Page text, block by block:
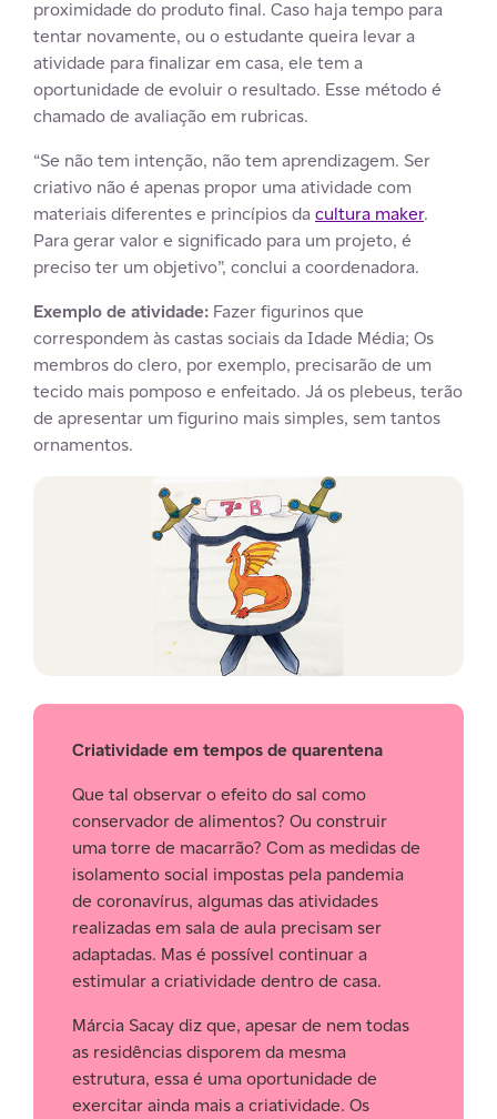
proximidade do produto final. Caso haja tempo para
tentar novamente, ou o estudante queira levar a
atividade para finalizar em casa, ele tem a
oportunidade de evoluir o resultado. Esse método é
chamado de avaliação em rubricas.
“Se não tem intenção, não tem aprendizagem. Ser
criativo não é apenas propor uma atividade com
materiais diferentes e princípios da cultura maker.
Para gerar valor e significado para um projeto, é
preciso ter um objetivo”, conclui a coordenadora.
Exemplo de atividade: Fazer figurinos que
correspondem às castas sociais da Idade Média; Os
membros do clero, por exemplo, precisarão de um
tecido mais pomposo e enfeitado. Já os plebeus, terão
de apresentar um figurino mais simples, sem tantos
ornamentos.
Criatividade em tempos de quarentena
Que tal observar o efeito do sal como
conservador de alimentos? Ou construir
uma torre de macarrão? Com as medidas de
isolamento social impostas pela pandemia
de coronavírus, algumas das atividades
realizadas em sala de aula precisam ser
adaptadas. Mas é possível continuar a
estimular a criatividade dentro de casa.
Márcia Sacay diz que, apesar de nem todas
as residências disporem da mesma
estrutura, essa é uma oportunidade de
exercitar ainda mais a criatividade. Os